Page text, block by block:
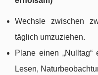
Wechsle zwischen
täglich umzuziehen.
Plane einen
Lesen,